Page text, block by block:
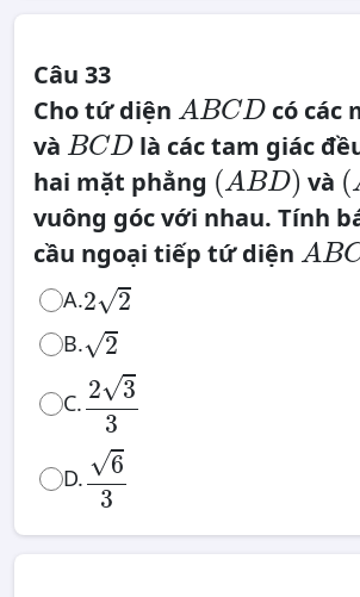
Câu 33
Cho tứ diện ABCD
A
B
C
D có các
và BCD
B
C
D là các tam giác
hai mặt phẳng (ABD)
(ABD) và (
(
vuông góc với nhau. Tính
cầu ngoại tiếp tứ diện AB
A
B
C
D
A.2√2
2
B.√2
C. 2√3
3
23 3
D. √6
3
3